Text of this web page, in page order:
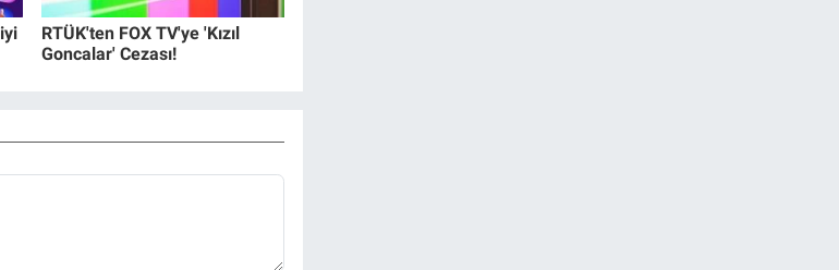
RTÜK'ten FOX TV'ye 'Kızıl
Goncalar' Cezası!